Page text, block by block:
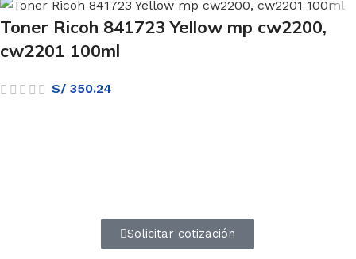
Toner Ricoh 841723 Yellow mp cw2200,
cw2201 100ml
S/ 350.24
Solicitar cotización